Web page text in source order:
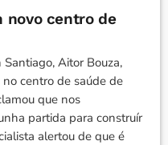
novo centro de
Aitor Bouza,
centro de saúde de
que nos
partida para construír
alertou de que é